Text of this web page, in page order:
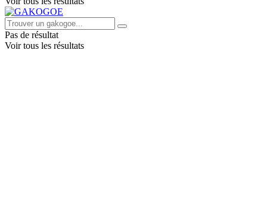
Pas de résultat
Voir tous les résultats